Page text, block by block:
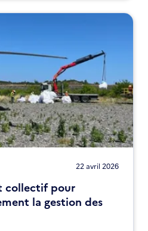
22 avril 2026
collectif pour
la gestion des